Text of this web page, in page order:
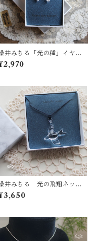
井みちる「光の種」イヤリ
グ
井みちる 光の飛翔ネック
ス クリア